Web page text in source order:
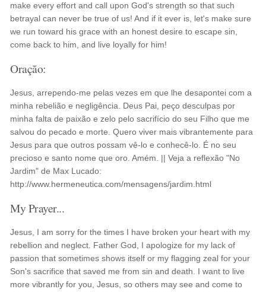
make every effort and call upon God's strength so that such
betrayal can never be true of us! And if it ever is, let's make sure
we run toward his grace with an honest desire to escape sin,
come back to him, and live loyally for him!
Oração:
Jesus, arrependo-me pelas vezes em que lhe desapontei com a
minha rebelião e negligência. Deus Pai, peço desculpas por
minha falta de paixão e zelo pelo sacrifício do seu Filho que me
salvou do pecado e morte. Quero viver mais vibrantemente para
Jesus para que outros possam vê-lo e conhecê-lo. É no seu
precioso e santo nome que oro. Amém. || Veja a reflexão "No
Jardim" de Max Lucado:
http://www.hermeneutica.com/mensagens/jardim.html
My Prayer...
Jesus, I am sorry for the times I have broken your heart with my
rebellion and neglect. Father God, I apologize for my lack of
passion that sometimes shows itself or my flagging zeal for your
Son's sacrifice that saved me from sin and death. I want to live
more vibrantly for you, Jesus, so others may see and come to